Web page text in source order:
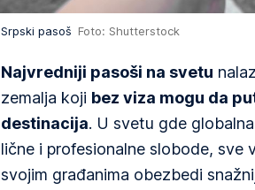
Srpski pasoš Foto: Shutterstock
Najvredniji pasoši na svetu
zemalja koji bez viza mogu da
destinacija. U svetu gde
lične i profesionalne slobode, sve
svojim građanima obezbedi